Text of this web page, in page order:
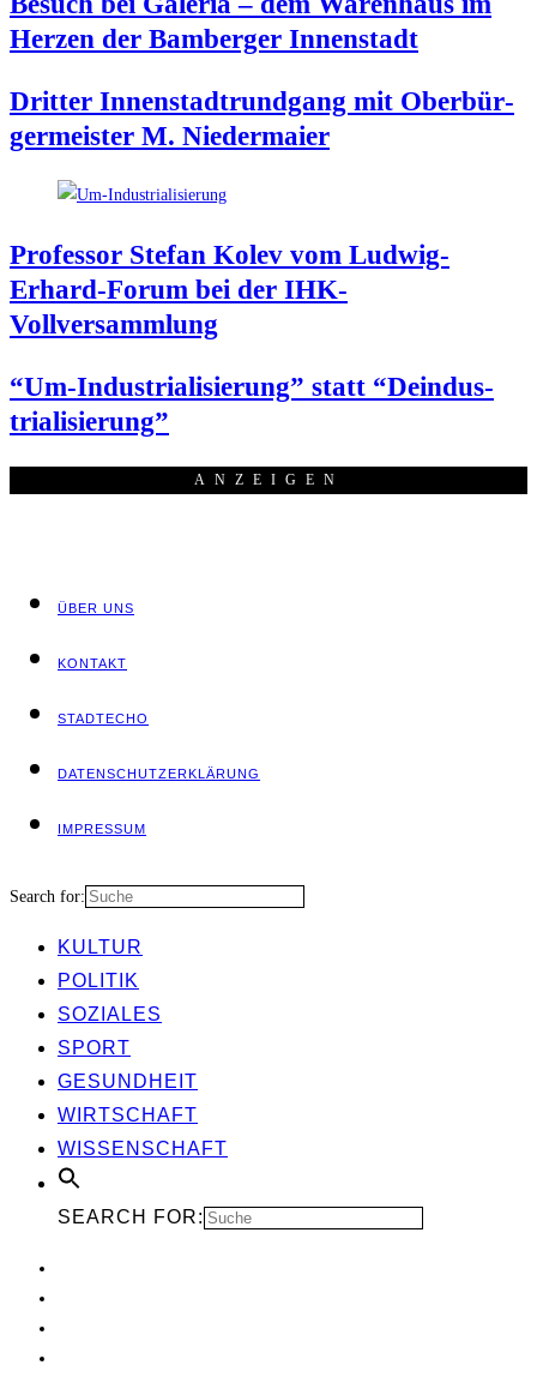
Her­zen der Bam­ber­ger Innenstadt
Drit­ter Innen­stadt­rund­gang mit Ober­bür­
ger­meis­ter M. Niedermaier
Pro­fes­sor Ste­fan Kolev vom Lud­wig-
Erhard-Forum bei der IHK-
Vollversammlung
“Um-Indus­tria­li­sie­rung” statt “Deindus­
tria­li­sie­rung”
ANZEI­GEN
ÜBER UNS
KON­TAKT
STADT­ECHO
DATEN­SCHUTZ­ER­KLÄ­RUNG
IMPRES­SUM
Search for:
KUL­TUR
POLI­TIK
SOZIA­LES
SPORT
GESUND­HEIT
WIRT­SCHAFT
WIS­SEN­SCHAFT
SEARCH FOR: